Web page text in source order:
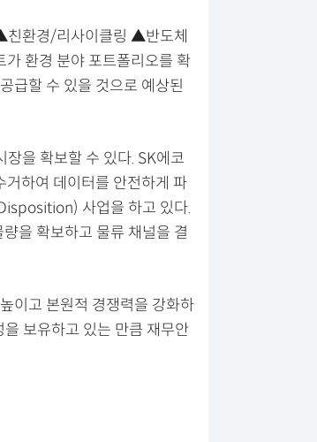
친환경/리사이클링 ▲반도체
가 환경 분야 포트폴리오를 확
급할 수 있을 것으로 예상된
을 확보할 수 있다. SK에코
하여 데이터를 안전하게 파
사업을 하고 있다.
을 확보하고 물류 채널을 결
이고 본원적 경쟁력을 강화하
보유하고 있는 만큼 재무안